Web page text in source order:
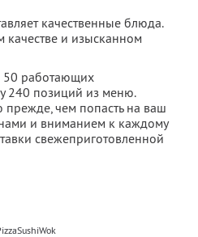
качественные блюда.
качестве и изысканном
50 работающих
240 позиций из меню.
прежде, чем попасть на ваш
и вниманием к каждому
свежеприготовленной